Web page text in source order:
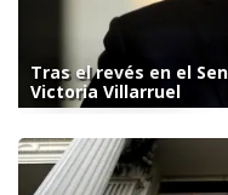
Tras el revés en el
Victoria Villarruel